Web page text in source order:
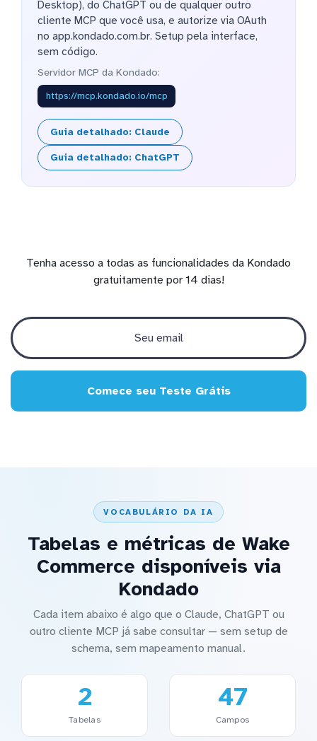
Desktop), do ChatGPT ou de qualquer outro
cliente MCP que você usa, e autorize via OAuth
no app.kondado.com.br. Setup pela interface,
sem código.
Servidor MCP da Kondado:
https://mcp.kondado.io/mcp
Guia detalhado: Claude
Guia detalhado: ChatGPT
Tenha acesso a todas as funcionalidades da Kondado
gratuitamente por 14 dias!
Comece seu Teste Grátis
VOCABULÁRIO DA IA
Tabelas e métricas de Wake
Commerce disponíveis via
Kondado
Cada item abaixo é algo que o Claude, ChatGPT ou
outro cliente MCP já sabe consultar — sem setup de
schema, sem mapeamento manual.
2
Tabelas
47
Campos